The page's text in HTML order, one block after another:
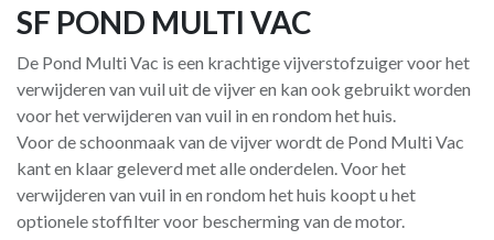
SF POND MULTI VAC
De Pond Multi Vac is een krachtige vijverstofzuiger voor het
verwijderen van vuil uit de vijver en kan ook gebruikt worden
voor het verwijderen van vuil in en rondom het huis.
Voor de schoonmaak van de vijver wordt de Pond Multi Vac
kant en klaar geleverd met alle onderdelen. Voor het
verwijderen van vuil in en rondom het huis koopt u het
optionele stoffilter voor bescherming van de motor.